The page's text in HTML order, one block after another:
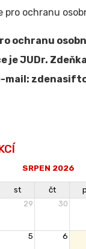
pro ochranu
ochranu
je JUDr.
mail:
SRPEN 2026
st čt
29 30
5 6